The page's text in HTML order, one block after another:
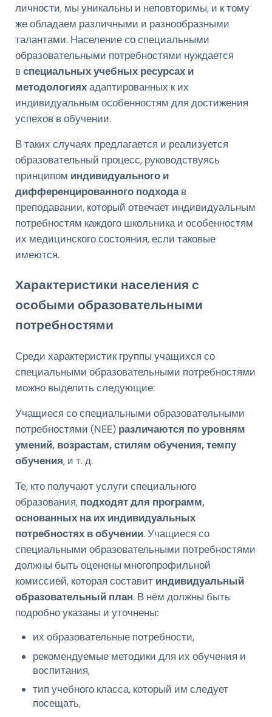
личности, мы уникальны и неповторимы, и к тому
же обладаем различными и разнообразными
талантами. Население со специальными
образовательными потребностями нуждается
вспециальных учебных ресурсах и
методологияхадаптированных к их
индивидуальным особенностям для достижения
успехов в обучении.
В таких случаях предлагается и реализуется
образовательный процесс, руководствуясь
принципом индивидуального и
дифференцированного подходав
преподавании, который отвечает индивидуальным
потребностям каждого школьника и особенностям
их медицинского состояния, если таковые
имеются.
Характеристики населения с
особыми образовательными
потребностями
Среди характеристик группы учащихся со
специальными образовательными потребностями
можно выделить следующие:
Учащиеся со специальными образовательными
потребностями (NEE) различаются по уровням
умений, возрастам, стилям обучения, темпу
обучения, и т. д.
Те, кто получают услуги специального
образования, подходят для программ,
основанных на их индивидуальных
потребностях в обучении. Учащиеся со
специальными образовательными потребностями
должны быть оценены многопрофильной
комиссией, которая составит индивидуальный
образовательный план. В нём должны быть
подробно указаны и уточнены:
их образовательные потребности,
рекомендуемые методики для их обучения и
воспитания,
тип учебного класса, который им следует
посещать,